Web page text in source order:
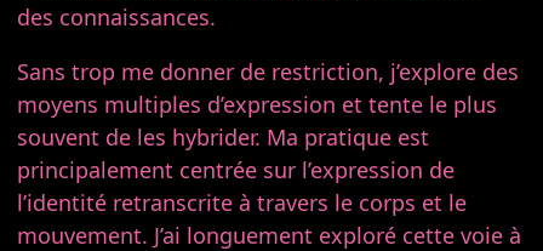
des connaissances.
Sans trop me donner de restriction, j’explore des
moyens multiples d’expression et tente le plus
souvent de les hybrider. Ma pratique est
principalement centrée sur l’expression de
l’identité retranscrite à travers le corps et le
mouvement. J’ai longuement exploré cette voie à